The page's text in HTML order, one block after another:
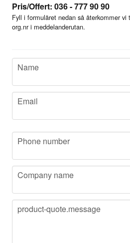
Pris/Offert: 036 - 777 90 90
Fyll i formuläret nedan så återkommer
org.nr i meddelanderutan.
name
Name
email
Email
phone
Phone number
company
Company name
message
product-quote.message